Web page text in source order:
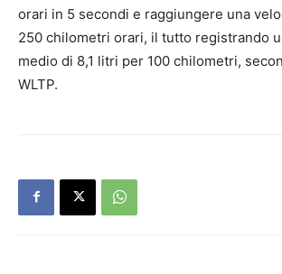
orari in 5 secondi e raggiungere una
250 chilometri orari, il tutto registrando
medio di 8,1 litri per 100 chilometri,
WLTP.